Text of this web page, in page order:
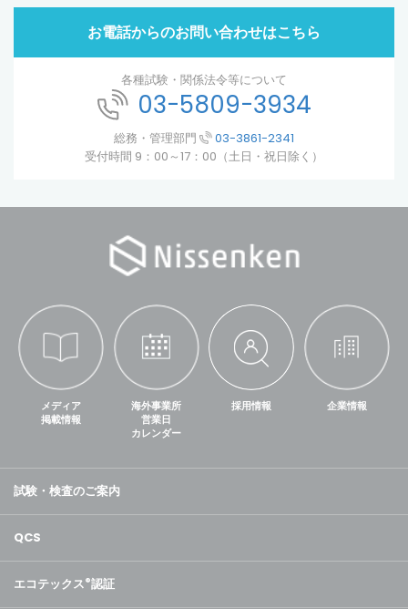
お電話からのお問い合わせはこちら
各種試験・関係法令等について
03-5809-3934
総務・管理部門
03-3861-2341
受付時間 9：00～17：00（土日・祝日除く）
メディア
掲載情報
海外事業所
営業日
カレンダー
採用情報 企業情報
試験・検査のご案内
QCS
エコテックス®認証